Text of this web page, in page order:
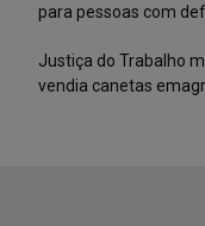
para pessoas com
Justiça do Trabalho
vendia canetas